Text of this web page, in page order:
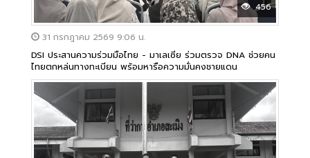
456
31 กรกฎาคม 2569 9:06 น.
DSI ประสานความร่วมมือไทย - มาเลเซีย ร่วมตรวจ DNA ช่วยคน
ไทยตกหล่นทางทะเบียน พร้อมหารือความมั่นคงชายแดน